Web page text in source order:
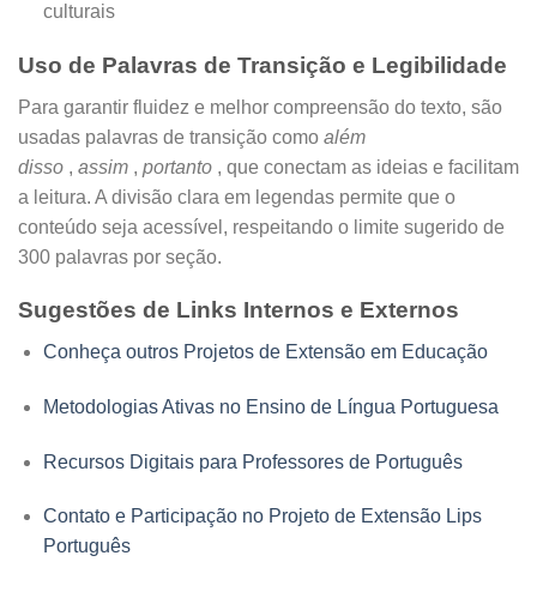
culturais
Uso de Palavras de Transição e Legibilidade
Para garantir fluidez e melhor compreensão do texto, são
usadas palavras de transição como além
disso , assim , portanto , que conectam as ideias e facilitam
a leitura. A divisão clara em legendas permite que o
conteúdo seja acessível, respeitando o limite sugerido de
300 palavras por seção.
Sugestões de Links Internos e Externos
Conheça outros Projetos de Extensão em Educação
Metodologias Ativas no Ensino de Língua Portuguesa
Recursos Digitais para Professores de Português
Contato e Participação no Projeto de Extensão Lips
Português